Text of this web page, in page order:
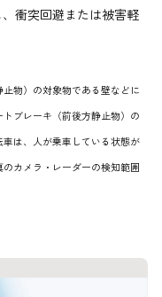
衝突回避または被害軽
物）の対象物である壁などに
ブレーキ（前後方静止物）の
は、人が乗車している状態が
メラ・レーダーの検知範囲